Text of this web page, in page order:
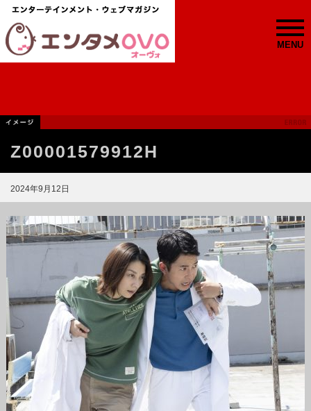
MENU
Z00001579912H
2024年9月12日